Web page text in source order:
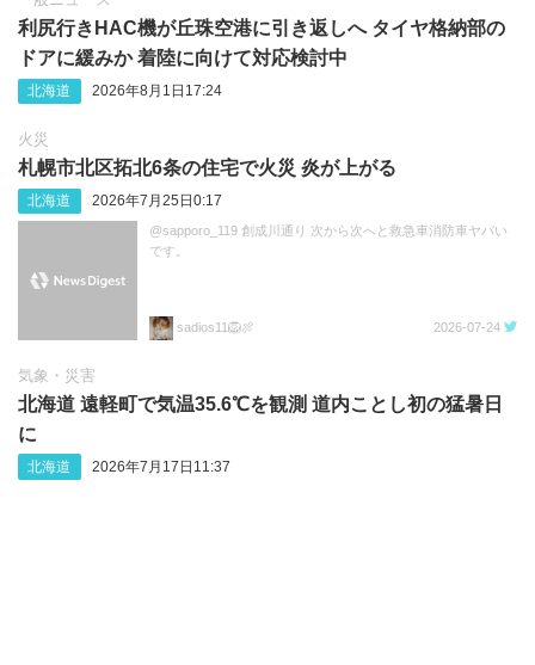
利尻行きHAC機が丘珠空港に引き返しへ タイヤ格納部の
ドアに緩みか 着陸に向けて対応検討中
北海道 2026年8月1日17:24
火災
札幌市北区拓北6条の住宅で火災 炎が上がる
北海道 2026年7月25日0:17
@sapporo_119 創成川通り 次から次へと救急車消防車ヤバい
です。
sadios11🦁🍖 2026-07-24
気象・災害
北海道 遠軽町で気温35.6℃を観測 道内ことし初の猛暑日
に
北海道 2026年7月17日11:37